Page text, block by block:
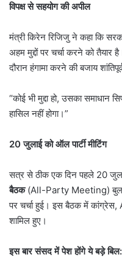
विपक्ष से सहयोग की अपील
मंत्री किरेन रिजिजु ने कहा कि
अहम मुद्दों पर चर्चा करने को तैयार
दौरान हंगामा करने की बजाय
“कोई भी मुद्दा हो, उसका समाधान
हासिल नहीं होगा।”
20जुलाई को ऑल पार्टी मीटिंग
सत्र से ठीक एक दिन पहले 20
बैठक(All-Party Meeting)
पर चर्चा हुई। इस बैठक में
शामिल हुए।
इस बार संसद में पेश होंगे ये बड़े बिल: